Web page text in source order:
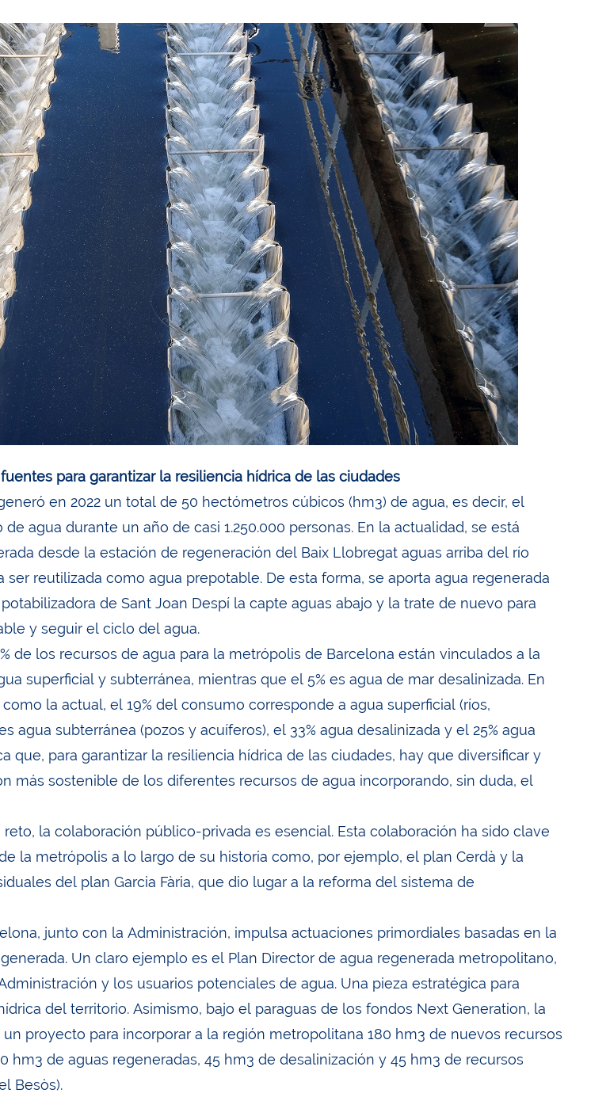
para garantizar la resiliencia hídrica de las ciudades
en 2022 un total de 50 hectómetros cúbicos (hm3) de agua, es decir, el
agua durante un año de casi 1.250.000 personas. En la actualidad, se está
desde la estación de regeneración del Baix Llobregat aguas arriba del río
ser reutilizada como agua prepotable. De esta forma, se aporta agua regenerada
de Sant Joan Despí la capte aguas abajo y la trate de nuevo para
y seguir el ciclo del agua.
de los recursos de agua para la metrópolis de Barcelona están vinculados a la
superficial y subterránea, mientras que el 5% es agua de mar desalinizada. En
la actual, el 19% del consumo corresponde a agua superficial (ríos,
agua subterránea (pozos y acuíferos), el 33% agua desalinizada y el 25% agua
que, para garantizar la resiliencia hídrica de las ciudades, hay que diversificar y
más sostenible de los diferentes recursos de agua incorporando, sin duda, el
reto, la colaboración público-privada es esencial. Esta colaboración ha sido clave
la metrópolis a lo largo de su historia como, por ejemplo, el plan Cerdà y la
del plan Garcia Fària, que dio lugar a la reforma del sistema de
junto con la Administración, impulsa actuaciones primordiales basadas en la
Un claro ejemplo es el Plan Director de agua regenerada metropolitano,
y los usuarios potenciales de agua. Una pieza estratégica para
del territorio. Asimismo, bajo el paraguas de los fondos Next Generation, la
proyecto para incorporar a la región metropolitana 180 hm3 de nuevos recursos
hm3 de aguas regeneradas, 45 hm3 de desalinización y 45 hm3 de recursos
Besòs).